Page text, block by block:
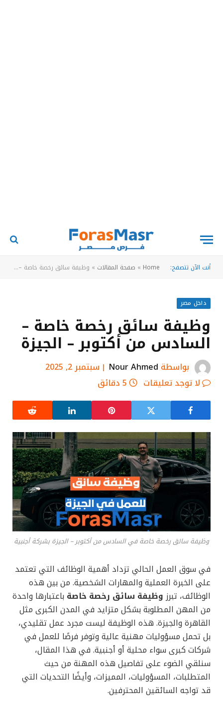
أنت الآن تتصفح: Home
» صفحة المقالات » وظيفة سائق رخصة خاصة – السادس من أكتوبر – الجيزة
داخل مصر
وظيفة سائق رخصة خاصة –
السادس من أكتوبر – الجيزة
بواسطة Nour Ahmed
سبتمبر 2, 2025
لا توجد تعليقات
5 دقائق
وظيفة سائق رخصة خاصة في السادس من أكتوبر – الجيزة بشركة أجنبية
في سوق العمل الحالي تزداد أهمية الوظائف التي تعتمد
على الخبرة العملية والمهارات الشخصية. من بين هذه
الوظائف، تبرزوظيفة سائق رخصة خاصة باعتبارها واحدة
من المهن المطلوبة بشكل متزايد في المدن الكبرى مثل
القاهرة والجيزة. هذه الوظيفة ليست مجرد عمل تقليدي،
بل تحمل مسؤوليات مهنية عالية وتوفر فرصًا للعمل في
شركات كبرى سواء محلية أو أجنبية. في هذا المقال،
سنلقي الضوء على تفاصيل هذه المهنة من حيث
المتطلبات، المسؤوليات، المميزات، وأيضًا التحديات التي
قد تواجه السائقين المحترفين.